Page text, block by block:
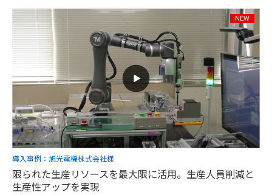
導入事例：旭光電機株式会社様
限られた生産リソースを最大限に活用。生産人員削減と
生産性アップを実現